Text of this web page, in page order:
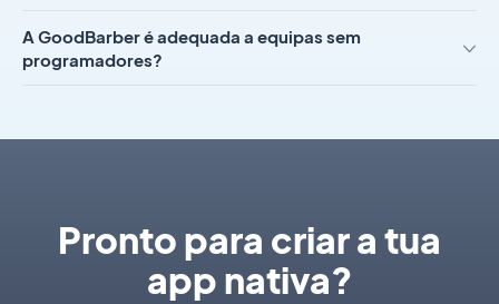
A GoodBarber é adequada a equipas sem
programadores?
Pronto para criar a tua
app nativa?